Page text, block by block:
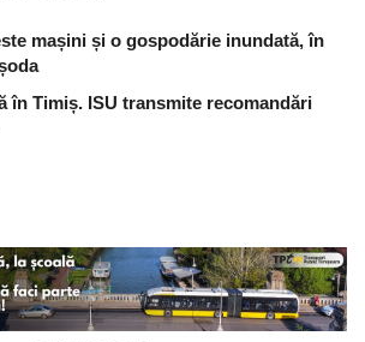
mașini și o gospodărie inundată, în
în Timiș. ISU transmite recomandări